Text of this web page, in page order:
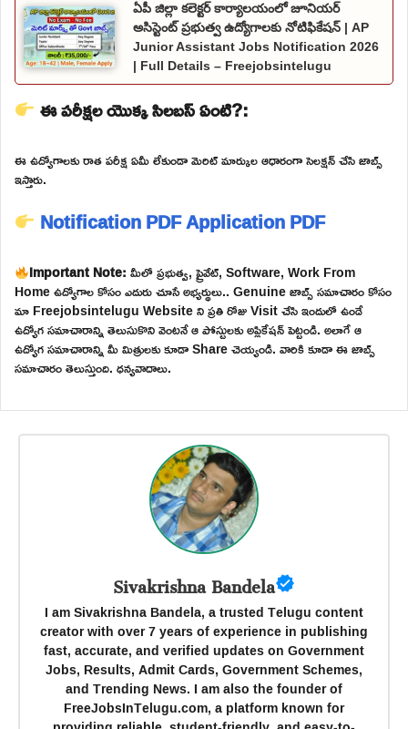
ఏపీ జిల్లా కలెక్టర్ కార్యాలయంలో జూనియర్
అసిస్టెంట్ ప్రభుత్వ ఉద్యోగాలకు నోటిఫికేషన్ | AP
Junior Assistant Jobs Notification 2026
| Full Details – Freejobsintelugu
ఈ పరీక్షల యొక్క సిలబస్ ఏంటి?:
ఈ ఉద్యోగాలకు రాత పరీక్ష ఏమీ లేకుండా మెరిట్ మార్కుల ఆధారంగా సెలక్షన్ చేసి జాబ్స్
ఇస్తారు.
Notification PDFApplication PDF
Important Note:మీలో ప్రభుత్వ, ప్రైవేట్, Software, Work From
Home ఉద్యోగాల కోసం ఎదురు చూసే అభ్యర్థులు.. Genuine జాబ్స్ సమాచారం కోసం
మా Freejobsintelugu Website ని ప్రతి రోజు Visit చేసి ఇందులో ఉండే
ఉద్యోగ సమాచారాన్ని తెలుసుకొని వెంటనే ఆ పోస్టులకు అప్లికేషన్ పెట్టండి. అలాగే ఆ
ఉద్యోగ సమాచారాన్ని మీ మిత్రులకు కూడా Share చెయ్యండి. వారికి కూడా ఈ జాబ్స్
సమాచారం తెలుస్తుంది. ధన్యవాదాలు.
Sivakrishna Bandela
I am Sivakrishna Bandela, a trusted Telugu content
creator with over 7 years of experience in publishing
fast, accurate, and verified updates on Government
Jobs, Results, Admit Cards, Government Schemes,
and Trending News. I am also the founder of
FreeJobsInTelugu.com, a platform known for